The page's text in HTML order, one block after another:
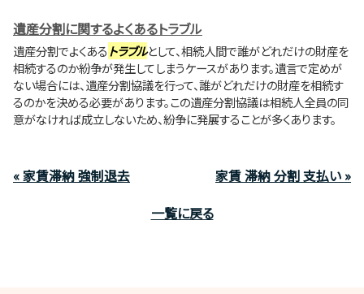
遺産分割に関するよくあるトラブル
遺産分割でよくある トラブルとして、相続人間で誰がどれだけの財産を
相続するのか紛争が発生してしまうケースがあります。遺言で定めが
ない場合には、遺産分割協議を行って、誰がどれだけの財産を相続す
るのかを決める必要があります。この遺産分割協議は相続人全員の同
意がなければ成立しないため、紛争に発展することが多くあります。
« 家賃滞納 強制退去
家賃 滞納 分割 支払い »
一覧に戻る